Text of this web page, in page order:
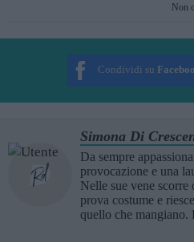
Non
Condividi su
Simona Di
Da sempre
provocazione e una
Nelle sue vene
prova costume e
quello che